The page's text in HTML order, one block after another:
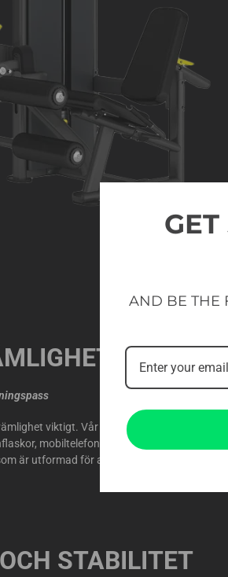
viktigt. Vår inbyggda förvaring gör att
mobiltelefoner och andra tillbehör inom
är utformad för att tillgodose dina kunders
STABILITET
AND BE THE